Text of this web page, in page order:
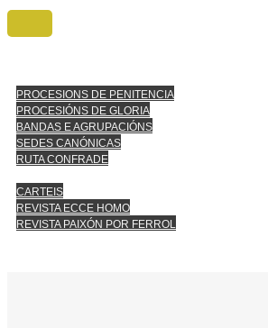
PROCESIONS DE PENITENCIA
PROCESIÓNS DE GLORIA
BANDAS E AGRUPACIÓNS
SEDES CANÓNICAS
RUTA CONFRADE
CARTEIS
REVISTA ECCE HOMO
REVISTA PAIXÓN POR FERROL